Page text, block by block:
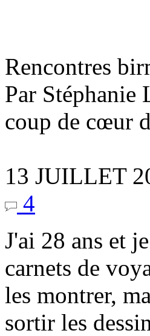
Rencontres
Par Stéphanie
coup de cœur
13 JUILLET
4
J'ai 28 ans et
carnets de
les montrer,
sortir les